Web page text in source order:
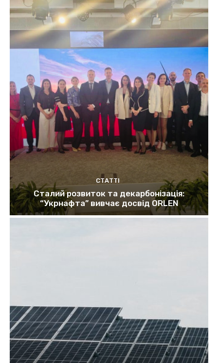
СТАТТІ
Сталий розвиток та декарбонізація:
“Укрнафта” вивчає досвід ORLEN